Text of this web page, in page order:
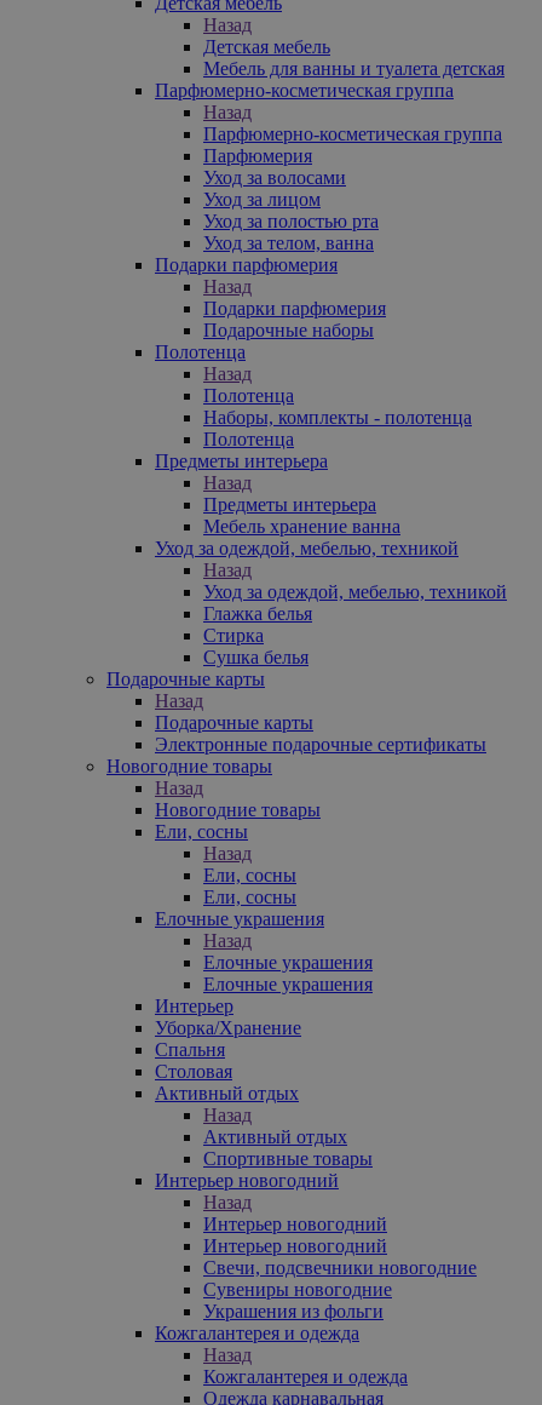
Назад
Детская мебель
Мебель для ванны и туалета детская
Парфюмерно-косметическая группа
Назад
Парфюмерно-косметическая группа
Парфюмерия
Уход за волосами
Уход за лицом
Уход за полостью рта
Уход за телом, ванна
Подарки парфюмерия
Назад
Подарки парфюмерия
Подарочные наборы
Полотенца
Назад
Полотенца
Наборы, комплекты - полотенца
Полотенца
Предметы интерьера
Назад
Предметы интерьера
Мебель хранение ванна
Уход за одеждой, мебелью, техникой
Назад
Уход за одеждой, мебелью, техникой
Глажка белья
Стирка
Сушка белья
Подарочные карты
Назад
Подарочные карты
Электронные подарочные сертификаты
Новогодние товары
Назад
Новогодние товары
Ели, сосны
Назад
Ели, сосны
Ели, сосны
Елочные украшения
Назад
Елочные украшения
Елочные украшения
Интерьер
Уборка/Хранение
Спальня
Столовая
Активный отдых
Назад
Активный отдых
Спортивные товары
Интерьер новогодний
Назад
Интерьер новогодний
Интерьер новогодний
Свечи, подсвечники новогодние
Сувениры новогодние
Украшения из фольги
Кожгалантерея и одежда
Назад
Кожгалантерея и одежда
Одежда карнавальная